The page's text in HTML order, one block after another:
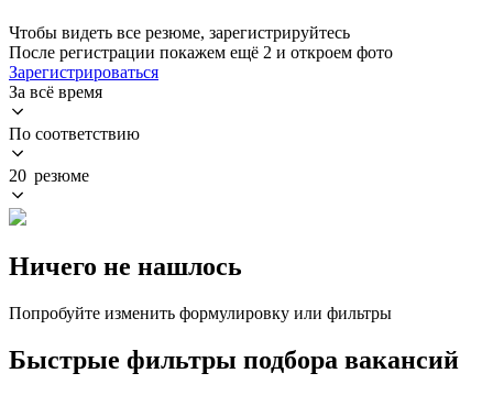
Чтобы видеть все резюме, зарегистрируйтесь
После регистрации покажем ещё 2 и откроем фото
Зарегистрироваться
За всё время
По соответствию
20 резюме
Ничего не нашлось
Попробуйте изменить формулировку или фильтры
Быстрые фильтры подбора вакансий